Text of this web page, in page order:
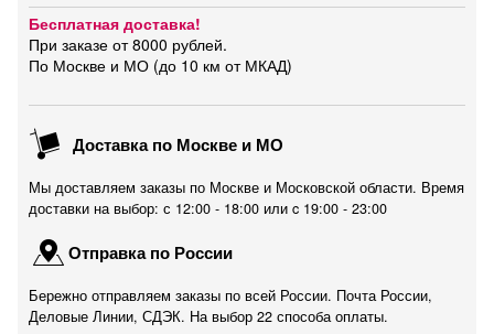
Бесплатная доставка!
При заказе от 8000 рублей.
По Москве и МО (до 10 км от МКАД)
Доставка по Москве и МО
Мы доставляем заказы по Москве и Московской области. Время
доставки на выбор: с 12:00 - 18:00 или c 19:00 - 23:00
Отправка по России
Бережно отправляем заказы по всей России. Почта России,
Деловые Линии, СДЭК. На выбор 22 способа оплаты.